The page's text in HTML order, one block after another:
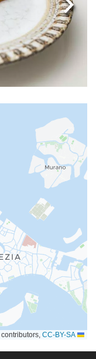
הקודמת
contributors, CC-BY-SA